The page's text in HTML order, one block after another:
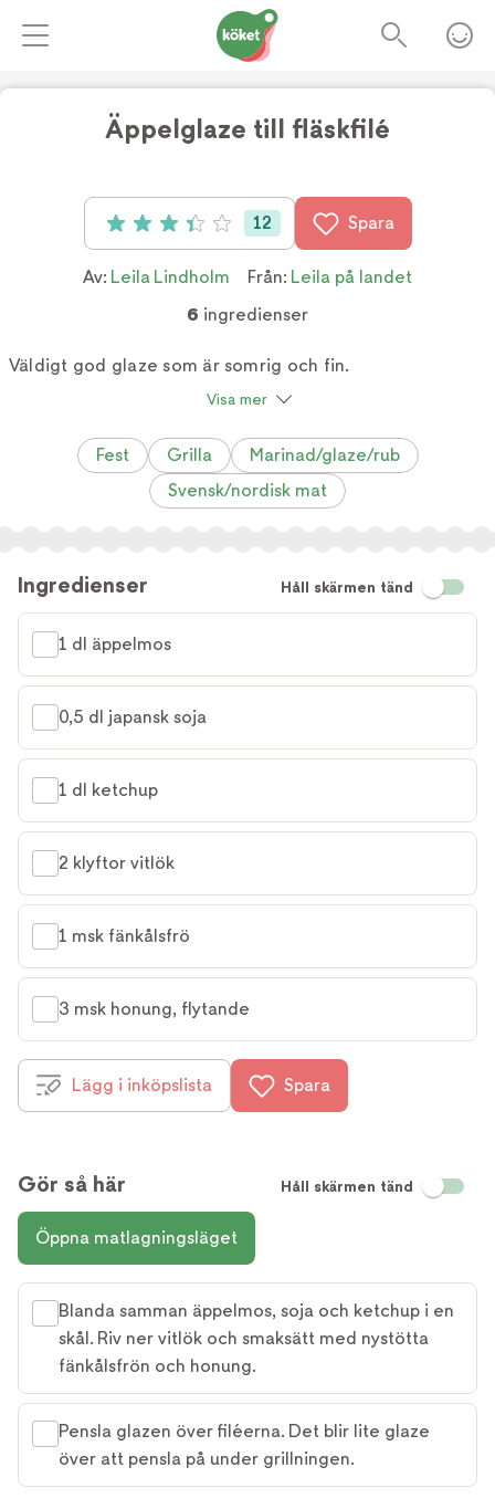
Äppelglaze till fläskfilé
Betyg: 3.4 av 5 (12 röster)
12 Spara
Av: Leila Lindholm Från: Leila på landet
6 ingredienser
Väldigt god glaze som är somrig och fin.
Visa mer
Fest Grilla
Marinad/glaze/rub
Svensk/nordisk mat
Ingredienser Håll skärmen tänd
1 dl äppelmos
0,5 dl japansk soja
1 dl ketchup
2 klyftor vitlök
1 msk fänkålsfrö
3 msk honung, flytande
Lägg i inköpslista Spara
Gör så här Håll skärmen tänd
Öppna matlagningsläget
Blanda samman äppelmos, soja och ketchup i en
skål. Riv ner vitlök och smaksätt med nystötta
fänkålsfrön och honung.
Pensla glazen över filéerna. Det blir lite glaze
över att pensla på under grillningen.